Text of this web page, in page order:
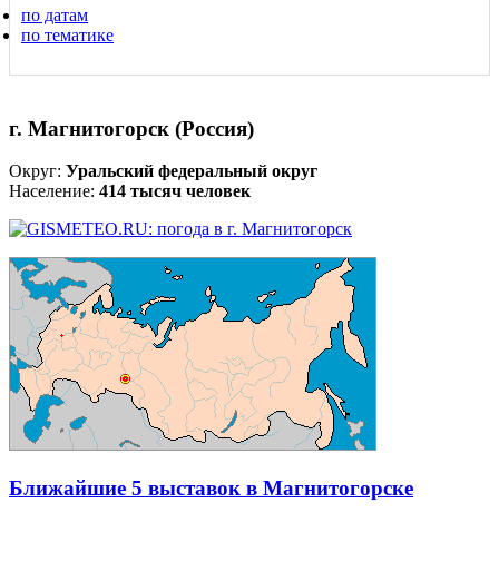
по датам
по тематике
г. Магнитогорск (Россия)
Округ: Уральский федеральный округ
Население: 414 тысяч человек
Ближайшие 5 выставок в Магнитогорске